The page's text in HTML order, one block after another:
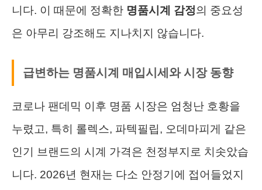
니다. 이 때문에 정확한 명품시계 감정의 중요성
은 아무리 강조해도 지나치지 않습니다.
급변하는 명품시계 매입시세와 시장 동향
코로나 팬데믹 이후 명품 시장은 엄청난 호황을
누렸고, 특히 롤렉스, 파텍필립, 오데마피게 같은
인기 브랜드의 시계 가격은 천정부지로 치솟았습
니다. 2026년 현재는 다소 안정기에 접어들었지